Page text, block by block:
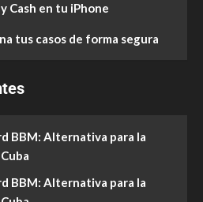
Cash en tu iPhone
tus casos de forma segura
BBM: Alternativa para la
BBM: Alternativa para la